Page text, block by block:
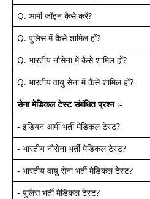
Q. आर्मी जॉइन कैसे करें?
Q. पुलिस में कैसे शामिल हों?
Q. भारतीय नौसेना में कैसे शामिल हों?
Q. भारतीय वायु सेना में कैसे शामिल हों?
सेना मेडिकल टेस्ट संबंधित प्रश्न:-
- इंडियन आर्मी भर्ती मेडिकल टेस्ट?
- भारतीय नौसेना भर्ती मेडिकल टेस्ट?
- भारतीय वायु सेना भर्ती मेडिकल टेस्ट?
- पुलिस भर्ती मेडिकल टेस्ट?